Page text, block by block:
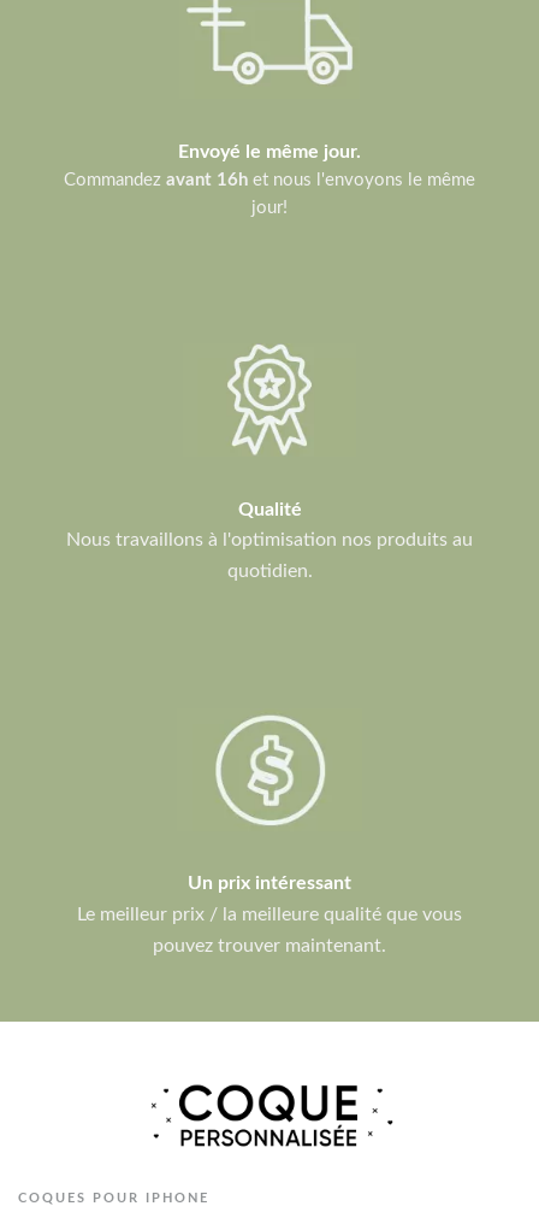
Envoyé le même jour.
Commandez avant 16h et nous l'envoyons le même
jour!
Qualité
Nous travaillons à l'optimisation nos produits au
quotidien.
Un prix intéressant
Le meilleur prix / la meilleure qualité que vous
pouvez trouver maintenant.
COQUES POUR IPHONE